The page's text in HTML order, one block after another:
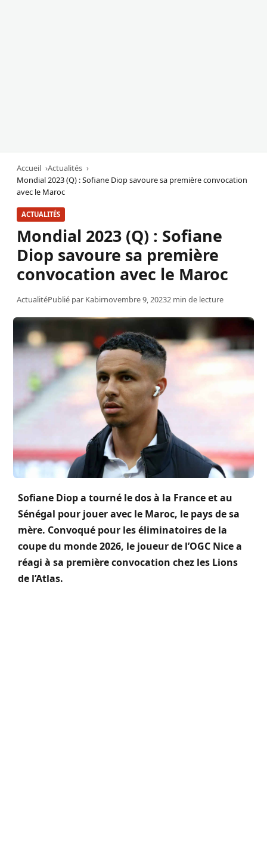
Accueil
Actualités
Mondial 2023 (Q) : Sofiane Diop savoure sa première convocation
avec le Maroc
ACTUALITÉS
Mondial 2023 (Q) : Sofiane
Diop savoure sa première
convocation avec le Maroc
ActualitéPublié par Kabirnovembre 9, 20232 min de lecture
Sofiane Diopa tourné le dos à la France et au
Sénégal pour jouer avec le Maroc, le pays de sa
mère. Convoqué pour les éliminatoires de la
coupe du monde 2026, le joueur de l’OGC Nice a
réagi à sa première convocation chez les Lions
de l’Atlas.